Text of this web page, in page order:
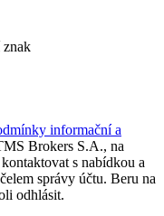
znak
informační a
Brokers S.A., na
s nabídkou a
správy účtu. Beru na
odhlásit.